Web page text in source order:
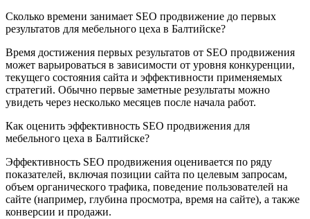
Сколько времени занимает SEO продвижение до первых
результатов для мебельного цеха в Балтийске?
Время достижения первых результатов от SEO продвижения
может варьироваться в зависимости от уровня конкуренции,
текущего состояния сайта и эффективности применяемых
стратегий. Обычно первые заметные результаты можно
увидеть через несколько месяцев после начала работ.
Как оценить эффективность SEO продвижения для
мебельного цеха в Балтийске?
Эффективность SEO продвижения оценивается по ряду
показателей, включая позиции сайта по целевым запросам,
объем органического трафика, поведение пользователей на
сайте (например, глубина просмотра, время на сайте), а также
конверсии и продажи.